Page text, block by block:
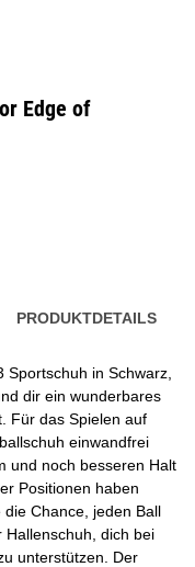
Edge of
PRODUKTDETAILS
in Schwarz,
dir ein wunderbares
Für das Spielen auf
einwandfrei
und noch besseren Halt
Positionen haben
Chance, jeden Ball
dich bei
unterstützen. Der